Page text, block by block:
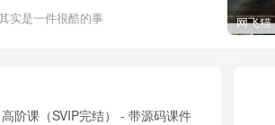
实是一件很酷的事
阶课（SVIP完结） - 带源码课件